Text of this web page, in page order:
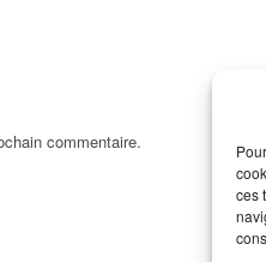
ces
commentaire.